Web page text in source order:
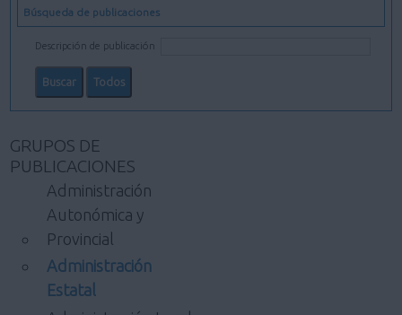
INFORMACIÓN MUNICIPAL
Búsqueda de publicaciones
Descripción de publicación
GRUPOS DE
PUBLICACIONES
Administración
Autonómica y
Provincial
Administración
Estatal